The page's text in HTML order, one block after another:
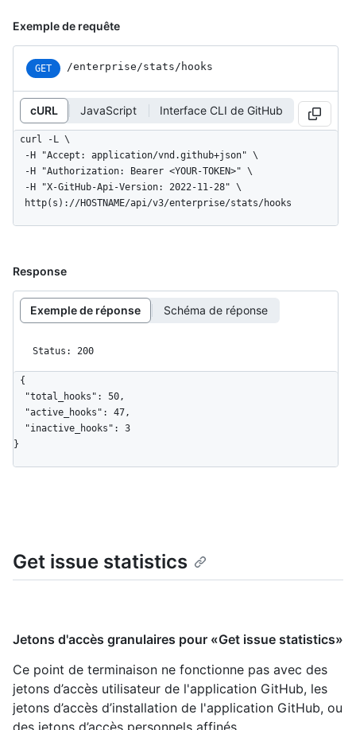
Exemple de requête
GET /enterprise/stats/hooks
cURL JavaScript Interface CLI de GitHub
curl -L \
  http(s)://HOSTNAME/api/v3/enterprise/stats/hooks
Response
Exemple de réponse Schéma de réponse
Status: 200
{
}
Get issue statistics
Jetons d'accès granulaires pour «Get issue statistics»
Ce point de terminaison ne fonctionne pas avec des
jetons d’accès utilisateur de l'application GitHub, les
jetons d’accès d’installation de l'application GitHub, ou